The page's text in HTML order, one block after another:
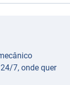
7, onde quer